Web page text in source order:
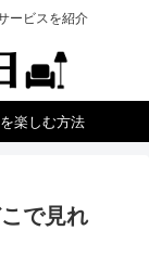
ービスを紹介
楽しむ方法
で見れ